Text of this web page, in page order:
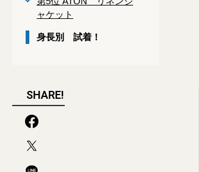
ャケット
身長別 試着！
SHARE!